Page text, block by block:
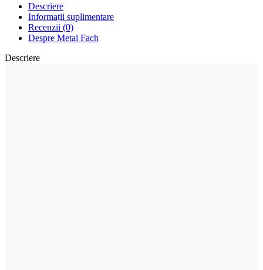
Descriere
Informații suplimentare
Recenzii (0)
Despre Metal Fach
Descriere